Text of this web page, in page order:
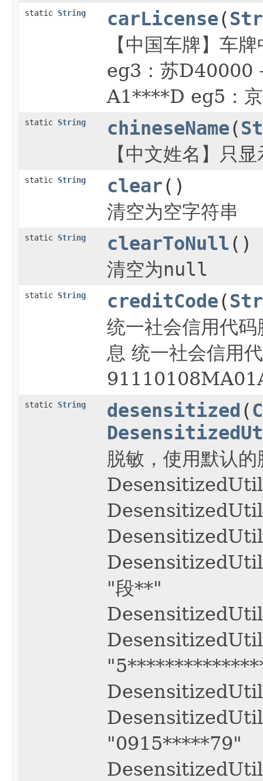
static String carLicense(
【中国车牌】车
eg3：苏D40000
A1****D eg5：京
static String chineseName(
【中文姓名】只
static String clear()
清空为空字符串
static String clearToNull ()
清空为null
static String creditCode(
统一社会信用代
息 统一社会信用
static String desensitized (
脱敏，使用默认
"段**"
"0915*****79"